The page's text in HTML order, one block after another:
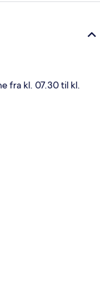
fra kl. 07.30 til kl.